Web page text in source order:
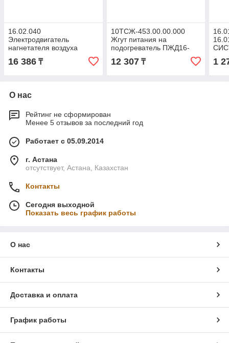
16.02.040
Электродвигатель
нагнетателя воздуха
ПЖД16-01СТ (ДП-63-70-
10-24) 16.02.040
16 386 ₸
10ТСЖ-453.00.00.000
Жгут питания на
подогреватель ПЖД16-
453.00.00.000
12 307₸ 1
О нас
Рейтинг не сформирован
Менее 5 отзывов за последний год
Работает с 05.09.2014
г. Астана
отсутствует, Астана, Казахстан
Контакты
Сегодня выходной
Показать весь график работы
О нас
Контакты
Доставка и оплата
График работы